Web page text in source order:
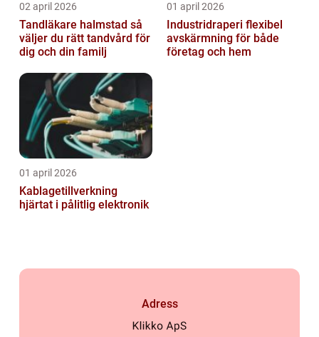
02 april 2026
Tandläkare halmstad så
väljer du rätt tandvård för
dig och din familj
01 april 2026
Industridraperi flexibel
avskärmning för både
företag och hem
01 april 2026
Kablagetillverkning
hjärtat i pålitlig elektronik
Adress